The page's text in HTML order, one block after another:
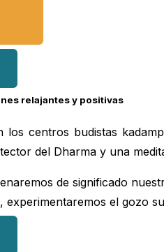
relajantes y positivas
los centros budistas
del Dharma y una
de significado
experimentaremos el gozo